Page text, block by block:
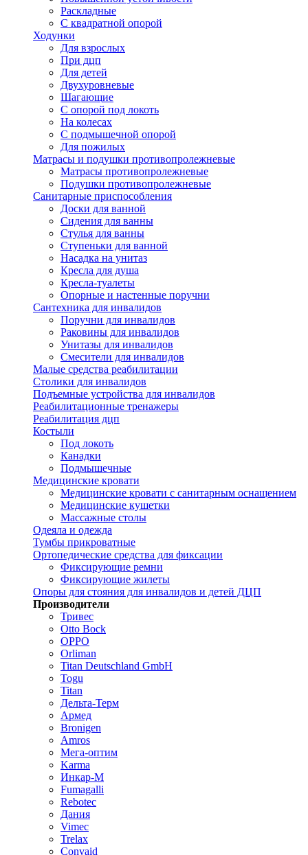
Раскладные
С квадратной опорой
Ходунки
Для взрослых
При дцп
Для детей
Двухуровневые
Шагающие
С опорой под локоть
На колесах
С подмышечной опорой
Для пожилых
Матрасы и подушки противопролежневые
Матрасы противопролежневые
Подушки противопролежневые
Санитарные приспособления
Доски для ванной
Сидения для ванны
Стулья для ванны
Ступеньки для ванной
Насадка на унитаз
Кресла для душа
Кресла-туалеты
Опорные и настенные поручни
Сантехника для инвалидов
Поручни для инвалидов
Раковины для инвалидов
Унитазы для инвалидов
Смесители для инвалидов
Малые средства реабилитации
Столики для инвалидов
Подъемные устройства для инвалидов
Реабилитационные тренажеры
Реабилитация дцп
Костыли
Под локоть
Канадки
Подмышечные
Медицинские кровати
Медицинские кровати с санитарным оснащением
Медицинские кушетки
Массажные столы
Одеяла и одежда
Тумбы прикроватные
Ортопедические средства для фиксации
Фиксирующие ремни
Фиксирующие жилеты
Опоры для стояния для инвалидов и детей ДЦП
Производители
Тривес
Otto Bock
OPPO
Orliman
Titan Deutschland GmbH
Togu
Titan
Дельта-Терм
Армед
Bronigen
Amros
Мега-оптим
Karma
Инкар-М
Fumagalli
Rebotec
Дания
Vimec
Trelax
Convaid